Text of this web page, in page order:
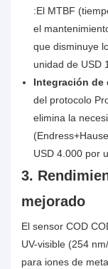
:El MTBF
el
que disminuye
unidad de USD
Integración de
del protocolo
elimina la
USD 4.000 por
3.
mejorado
El sensor COD
UV-visible (254
para iones de